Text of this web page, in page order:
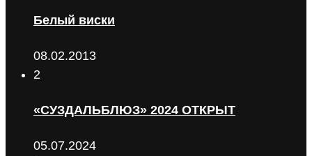
Белый виски
08.02.2013
2
«СУЗДАЛЬБЛЮЗ» 2024 ОТКРЫТ
05.07.2024